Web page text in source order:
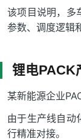
该项目说明，多
参数、调度逻辑
锂电PACK
某新能源企业
由于生产线自动
行精准对接。